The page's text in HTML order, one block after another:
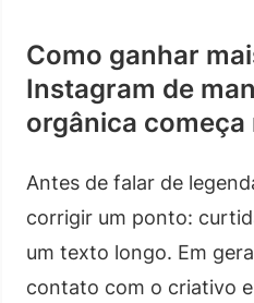
Como ganhar
Instagram de
orgânica
Antes de falar de
corrigir um ponto:
um texto longo. Em
contato com o criativo